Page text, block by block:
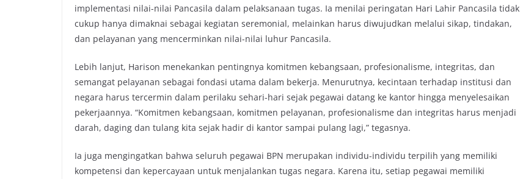
implementasi nilai-nilai Pancasila dalam pelaksanaan tugas. Ia menilai peringatan Hari Lahir Pancasila tidak
cukup hanya dimaknai sebagai kegiatan seremonial, melainkan harus diwujudkan melalui sikap, tindakan,
dan pelayanan yang mencerminkan nilai-nilai luhur Pancasila.
Lebih lanjut, Harison menekankan pentingnya komitmen kebangsaan, profesionalisme, integritas, dan
semangat pelayanan sebagai fondasi utama dalam bekerja. Menurutnya, kecintaan terhadap institusi dan
negara harus tercermin dalam perilaku sehari-hari sejak pegawai datang ke kantor hingga menyelesaikan
pekerjaannya. “Komitmen kebangsaan, komitmen pelayanan, profesionalisme dan integritas harus menjadi
darah, daging dan tulang kita sejak hadir di kantor sampai pulang lagi,” tegasnya.
Ia juga mengingatkan bahwa seluruh pegawai BPN merupakan individu-individu terpilih yang memiliki
kompetensi dan kepercayaan untuk menjalankan tugas negara. Karena itu, setiap pegawai memiliki